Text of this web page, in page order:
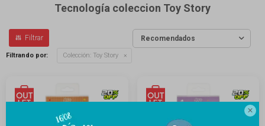

Tecnología coleccion Toy Story
Recomendados
Filtrando por: Colección: Toy Story